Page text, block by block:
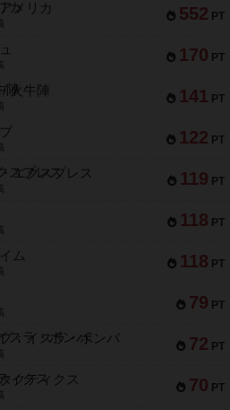
552 PT
メリカ
170 PT
141 PT
火牛陣
122 PT
119 PT
エクスプレス
118 PT
118 PT
ム
79 PT
72 PT
：イスラ・ボンバ
70 PT
クティクス